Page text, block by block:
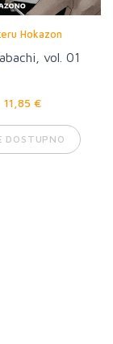
Hokazon
vol. 01
11,85 €
DOSTUPNO